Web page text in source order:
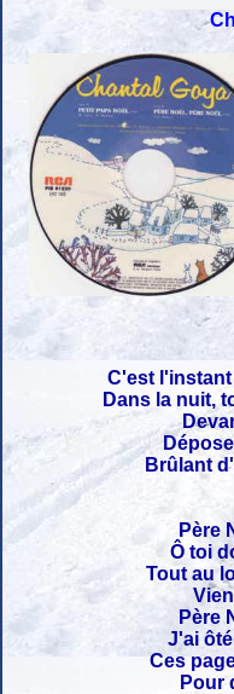
C'est
Dans la nuit,
Brûlant
Père
Ô toi
Tout au
Père
J'ai
Ces
Pour